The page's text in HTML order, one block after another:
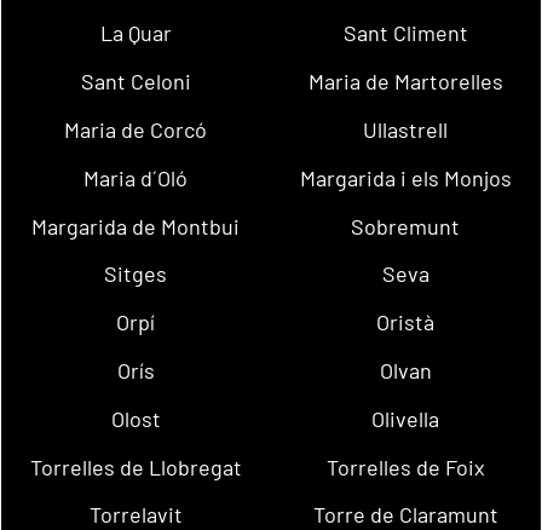
La Quar
Sant Climent
Sant Celoni
Maria de Martorelles
Maria de Corcó
Ullastrell
Maria d´Oló
Margarida i els Monjos
Margarida de Montbui
Sobremunt
Sitges
Seva
Orpí
Oristà
Orís
Olvan
Olost
Olivella
Torrelles de Llobregat
Torrelles de Foix
Torrelavit
Torre de Claramunt